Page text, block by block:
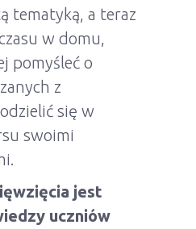
tematyką, a teraz
w domu,
pomyśleć o
z
się w
swoimi
jest
uczniów